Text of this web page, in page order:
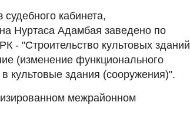
кабинета,
Нуртаса Адамбая заведено по
- "Строительство культовых зданий
(изменение функционального
культовые здания (сооружения)".
межрайонном